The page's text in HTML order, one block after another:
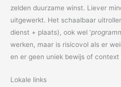
zelden duurzame winst. Liever
uitgewerkt. Het schaalbaar
dienst + plaats), ook wel ‘
werken, maar is risicovol als er
en er geen uniek bewijs of context
Lokale links